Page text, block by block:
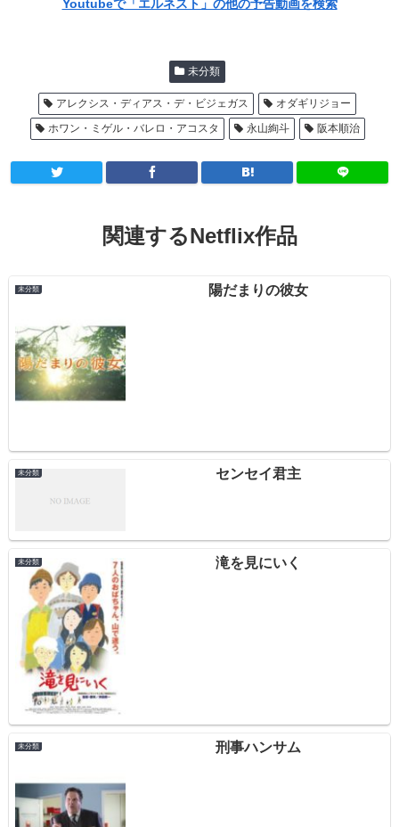
Youtubeで「エルネスト」の他の予告動画を検索
未分類
アレクシス・ディアス・デ・ビジェガス
オダギリジョー
ホワン・ミゲル・バレロ・アコスタ
永山絢斗 阪本順治
関連するNetflix作品
未分類 陽だまりの彼女
未分類 センセイ君主
未分類 滝を見にいく
未分類 刑事ハンサム